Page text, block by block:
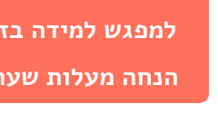
למפגש למידה
הנחה מעלות